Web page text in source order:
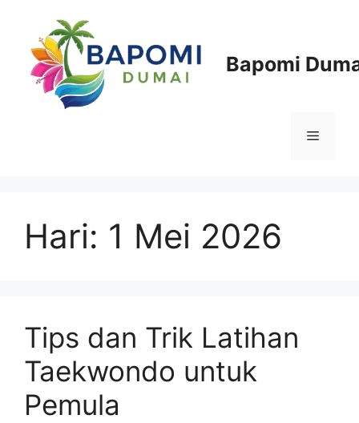
Bapomi
Menu
Hari: 1 Mei 2026
Tips dan Trik Latihan
Taekwondo untuk
Pemula